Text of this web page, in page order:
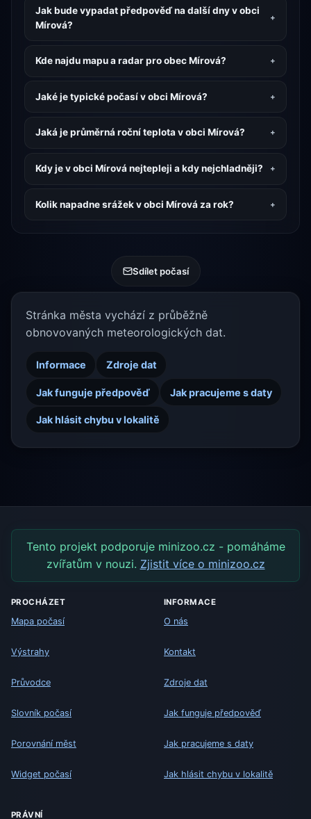
Jak bude vypadat předpověď na další dny v obci
Mírová?
Kde najdu mapu a radar pro obec Mírová?
Jaké je typické počasí v obci Mírová?
Jaká je průměrná roční teplota v obci Mírová?
Kdy je v obci Mírová nejtepleji a kdy nejchladněji?
Kolik napadne srážek v obci Mírová za rok?
Sdílet počasí
Stránka města vychází z průběžně
obnovovaných meteorologických dat.
Informace Zdroje dat
Jak funguje předpověď Jak pracujeme s daty
Jak hlásit chybu v lokalitě
Tento projekt podporuje minizoo.cz - pomáháme
zvířatům v nouzi. Zjistit více o minizoo.cz
PROCHÁZET
Mapa počasí
Výstrahy
Průvodce
Slovník počasí
Porovnání měst
Widget počasí
INFORMACE
O nás
Kontakt
Zdroje dat
Jak funguje předpověď
Jak pracujeme s daty
Jak hlásit chybu v lokalitě
PRÁVNÍ